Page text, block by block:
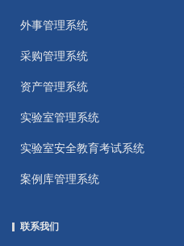
外事管理系统
采购管理系统
资产管理系统
实验室管理系统
实验室安全教育考试系统
案例库管理系统
联系我们